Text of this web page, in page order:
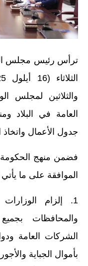
ترأس رئيس مجلس
والثلاثين لمجلس
العامة في البلاد
جدول الأعمال واتخاذ
فضمن منهج الحكومة
الموافقة على ما
1. إلزام
والمحافظات بجميع
الشركات العامة
بأموال الجباية